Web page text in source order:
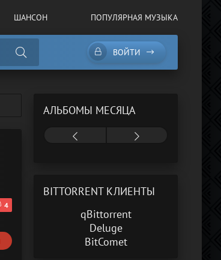
ШАНСОН ПОПУЛЯРНАЯ МУЗЫКА
ВОЙТИ
4
АЛЬБОМЫ МЕСЯЦА
BITTORRENT КЛИЕНТЫ
qBittorrent
Deluge
BitComet